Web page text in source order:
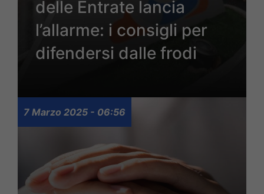
delle Entrate lancia
l’allarme: i consigli per
difendersi dalle frodi
7 Marzo 2025 - 06:56